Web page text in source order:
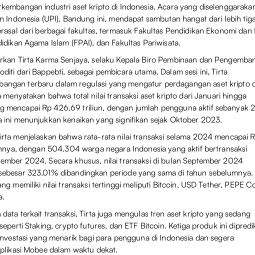
industri aset kripto di Indonesia. Acara yang
Indonesia (UPI), Bandung ini, mendapat sambutan hangat dari lebih
dari berbagai fakultas, termasuk Fakultas Pendidikan Ekonomi dan
Agama Islam (FPAI), dan Fakultas Pariwisata.
Tirta Karma Senjaya, selaku Kepala Biro Pembinaan dan
dari Bappebti, sebagai pembicara utama. Dalam sesi ini, Tirta
terbaru dalam regulasi yang mengatur perdagangan aset kripto
menyatakan bahwa total nilai transaksi aset kripto dari Januari hingga
mencapai Rp 426,69 triliun, dengan jumlah pengguna aktif sebanyak
ini menunjukkan kenaikan yang signifikan sejak Oktober 2023.
menjelaskan bahwa rata-rata nilai transaksi selama 2024 mencapai
dengan 504.304 warga negara Indonesia yang aktif bertransaksi
2024. Secara khusus, nilai transaksi di bulan September 2024
323,01% dibandingkan periode yang sama di tahun sebelumnya.
memiliki nilai transaksi tertinggi meliputi Bitcoin, USD Tether, PEPE
data terkait transaksi, Tirta juga mengulas tren aset kripto yang sedang
Staking, crypto futures, dan ETF Bitcoin. Ketiga produk ini
yang menarik bagi para pengguna di Indonesia dan segera
Mobee dalam waktu dekat.